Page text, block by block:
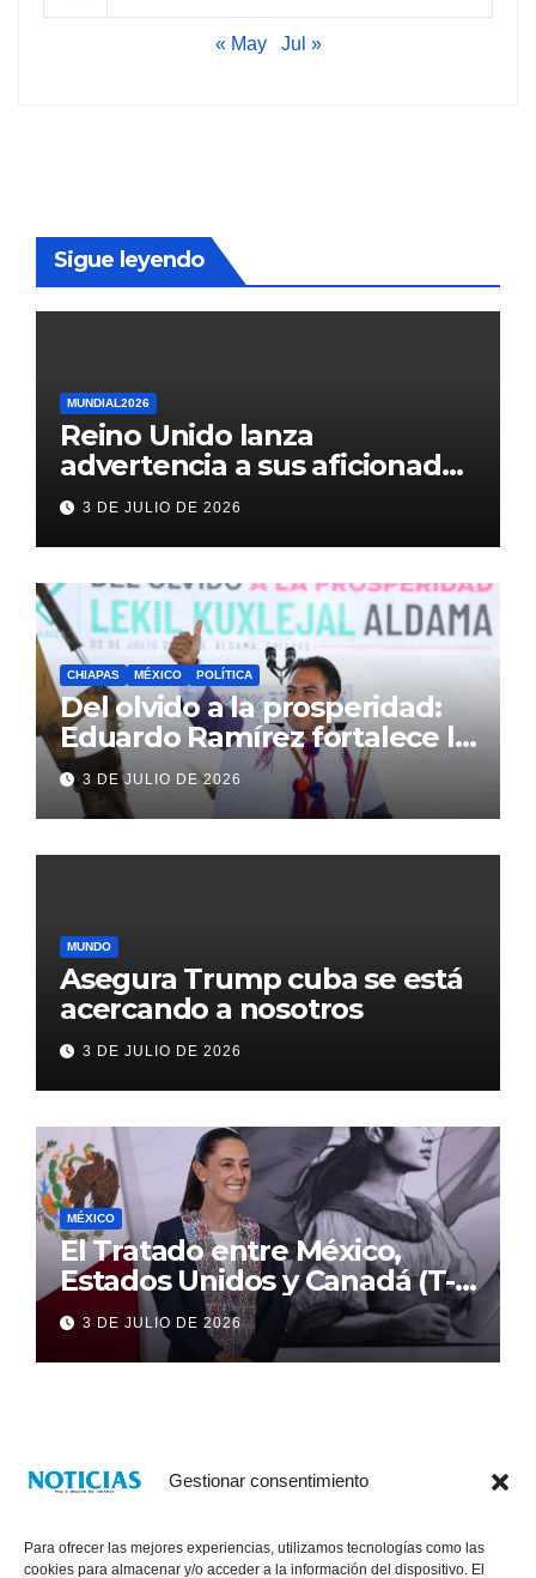
Gestionar consentimiento
Para ofrecer las mejores experiencias, utilizamos tecnologías como las
cookies para almacenar y/o acceder a la información del dispositivo. El
« May Jul »
Sigue leyendo
MUNDIAL2026
Reino Unido lanza
advertencia a sus aficionados
antes del México vs
Inglaterra en el Mundial 2026
3 DE JULIO DE 2026
CHIAPAS MÉXICO POLÍTICA
Del olvido a la prosperidad:
Eduardo Ramírez fortalece la
transformación de Aldama
con inversión histórica
3 DE JULIO DE 2026
MUNDO
Asegura Trump cuba se está
acercando a nosotros
3 DE JULIO DE 2026
MÉXICO
El Tratado entre México,
Estados Unidos y Canadá (T-
MEC) se mantiene hasta el
2036: Presidenta Claudia
Sheinbaum
3 DE JULIO DE 2026